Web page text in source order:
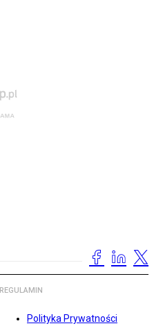
REGULAMIN
Polityka Prywatności